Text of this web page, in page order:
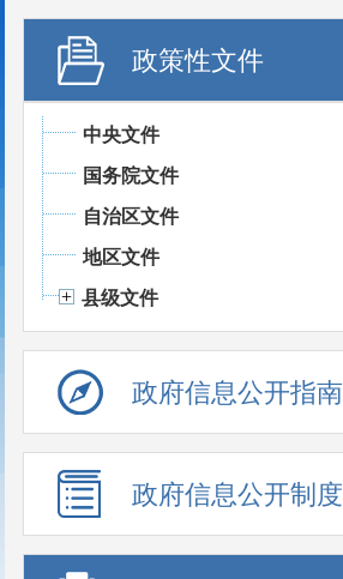
政策性文件
中央文件
国务院文件
自治区文件
地区文件
县级文件
政府信息公开指南
政府信息公开制度